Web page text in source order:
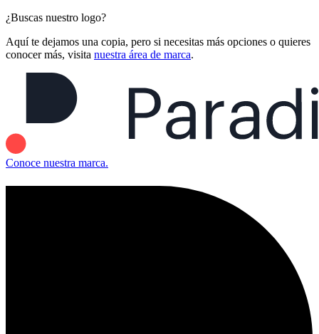
¿Buscas nuestro logo?
Aquí te dejamos una copia, pero si necesitas más opciones o quieres
conocer más, visita nuestra área de marca.
Conoce nuestra marca.